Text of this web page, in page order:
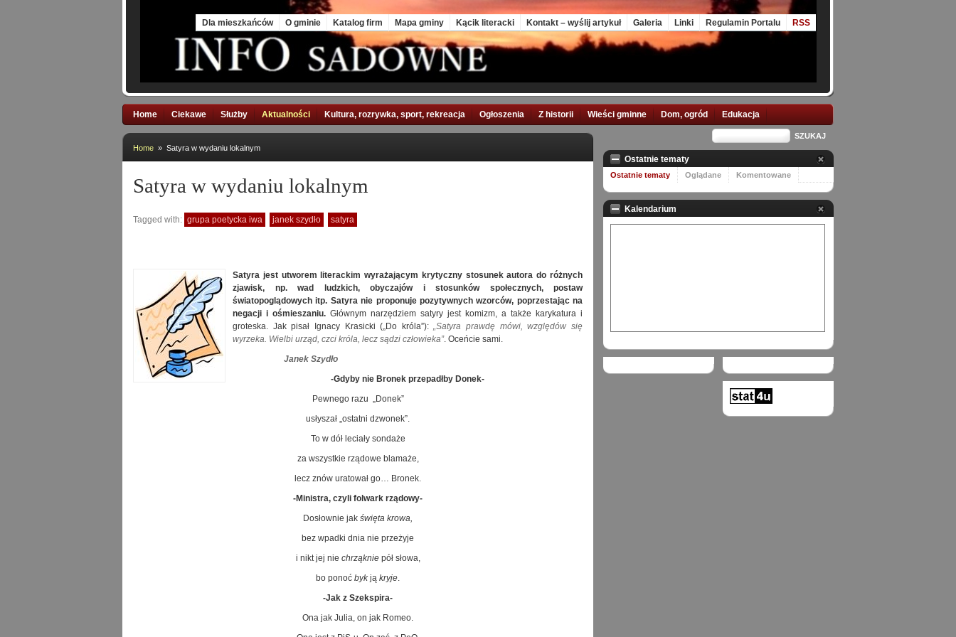
Dla mieszkańców O gminie Katalog firm Mapa gminy Kącik literacki Kontakt – wyślij artykuł Galeria Linki Regulamin Portalu RSS
Home Ciekawe Służby Aktualności Kultura, rozrywka, sport, rekreacja Ogłoszenia Z historii Wieści gminne Dom, ogród Edukacja
Home » Satyra w wydaniu lokalnym
Satyra w wydaniu lokalnym
Tagged with: grupa poetycka iwa janek szydło satyra
Satyra jest utworem literackim wyrażającym krytyczny stosunek autora do różnych
zjawisk, np. wad ludzkich, obyczajów i stosunków społecznych, postaw
światopoglądowych itp. Satyra nie proponuje pozytywnych wzorców, poprzestając na
negacji i ośmieszaniu. Głównym narzędziem satyry jest komizm, a także karykatura i
groteska. Jak pisał Ignacy Krasicki („Do króla”):„Satyra prawdę mówi, względów się
wyrzeka. Wielbi urząd, czci króla, lecz sądzi człowieka”. Oceńcie sami.
Janek Szydło
-Gdyby nie Bronek przepadłby Donek-
Pewnego razu „Donek”
usłyszał „ostatni dzwonek”.
To w dół leciały sondaże
za wszystkie rządowe blamaże,
lecz znów uratował go… Bronek.
-Ministra, czyli folwark rządowy-
Dosłownie jak święta krowa,
bez wpadki dnia nie przeżyje
i nikt jej nie chrząkniepół słowa,
bo ponoć bykją kryje.
-Jak z Szekspira-
Ona jak Julia, on jak Romeo.
Ostatnie tematy
Ostatnie tematy Oglądane Komentowane
Kalendarium